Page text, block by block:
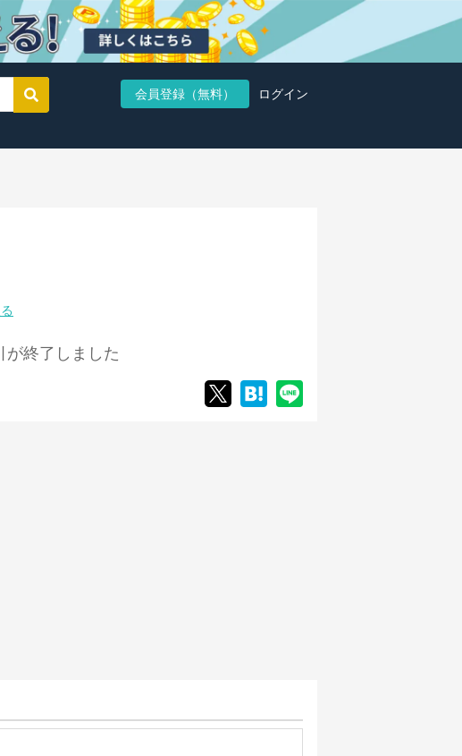
会員登録（無料） ログイン
が終了しました